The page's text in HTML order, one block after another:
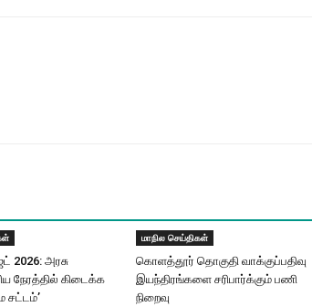
2026: அரசு
நேரத்தில் கிடைக்க
சட்டம்’
மாநில செய்திகள்
கொளத்தூர் தொகுதி வாக்குப்பதிவு
இயந்திரங்களை சரிபார்க்கும் பணி
நிறைவு